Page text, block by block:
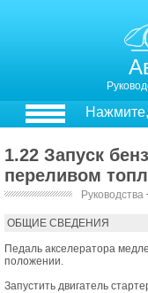
1.22 Запуск
переливом
Руководства
ОБЩИЕ СВЕДЕНИЯ
Педаль акселератора
положении.
Запустить двигатель